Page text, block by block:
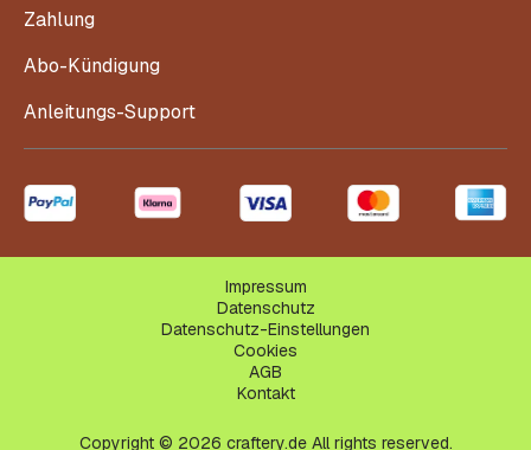
Zahlung
Abo-Kündigung
Anleitungs-Support
Copyright © 2026 craftery.de All rights reserved.
Impressum
Datenschutz
Datenschutz-Einstellungen
Cookies
AGB
Kontakt